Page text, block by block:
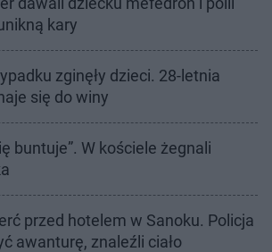
kary
zginęły dzieci. 28-letnia
się do winy
buntuje”. W kościele żegnali
przed hotelem w Sanoku. Policja
awanturę, znaleźli ciało